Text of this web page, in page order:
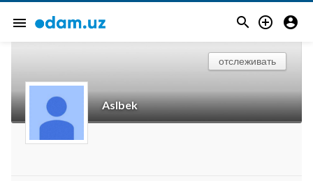
menu   
Aslbek
отслеживать